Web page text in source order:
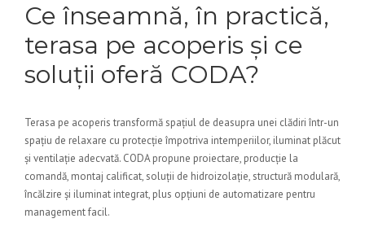
Ce înseamnă, în practică,
terasa pe acoperis și ce
soluții oferă CODA?
Terasa pe acoperis transformă spațiul de deasupra unei clădiri într-un
spațiu de relaxare cu protecție împotriva intemperiilor, iluminat plăcut
și ventilație adecvată. CODA propune proiectare, producție la
comandă, montaj calificat, soluții de hidroizolație, structură modulară,
încălzire și iluminat integrat, plus opțiuni de automatizare pentru
management facil.